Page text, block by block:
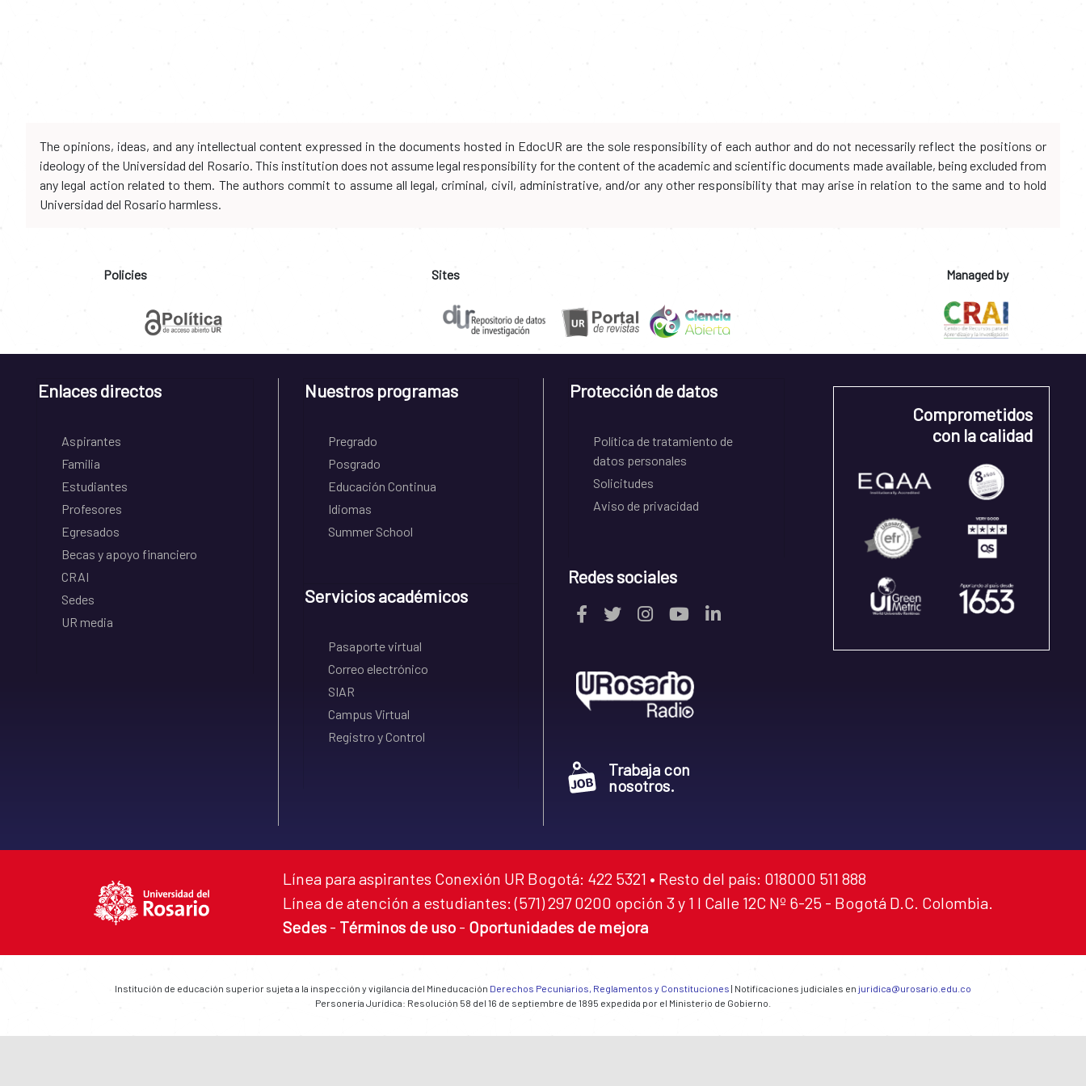
The opinions, ideas, and any intellectual content expressed in the documents hosted in EdocUR are the sole responsibility of each author and do not necessarily reflect the positions or
ideology of the Universidad del Rosario. This institution does not assume legal responsibility for the content of the academic and scientific documents made available, being excluded from
any legal action related to them. The authors commit to assume all legal, criminal, civil, administrative, and/or any other responsibility that may arise in relation to the same and to hold
Universidad del Rosario harmless.
Policies Sites Managed by
Enlaces directos
Aspirantes
Familia
Estudiantes
Profesores
Egresados
Becas y apoyo financiero
CRAI
Sedes
UR media
Nuestros programas
Pregrado
Posgrado
Educación Continua
Idiomas
Summer School
Servicios académicos
Pasaporte virtual
Correo electrónico
SIAR
Campus Virtual
Registro y Control
Protección de datos
Política de tratamiento de
datos personales
Solicitudes
Aviso de privacidad
Redes sociales
Trabaja con
nosotros.
Comprometidos
con la calidad
Línea para aspirantes Conexión UR Bogotá: 422 5321 • Resto del país: 018000 511 888
Línea de atención a estudiantes: (571) 297 0200 opción 3 y 1 I Calle 12C Nº 6-25 - Bogotá D.C. Colombia.
Sedes - Términos de uso - Oportunidades de mejora
Institución de educación superior sujeta a la inspección y vigilancia del Mineducación Derechos Pecuniarios, Reglamentos y Constituciones | Notificaciones judiciales en juridica@urosario.edu.co
Personería Jurídica: Resolución 58 del 16 de septiembre de 1895 expedida por el Ministerio de Gobierno.